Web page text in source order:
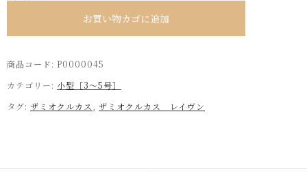
お買い物カゴに追加
商品コード: P0000045
カテゴリー: 小型［3～5号］
タグ: ザミオクルカス ザミオクルカス レイヴン